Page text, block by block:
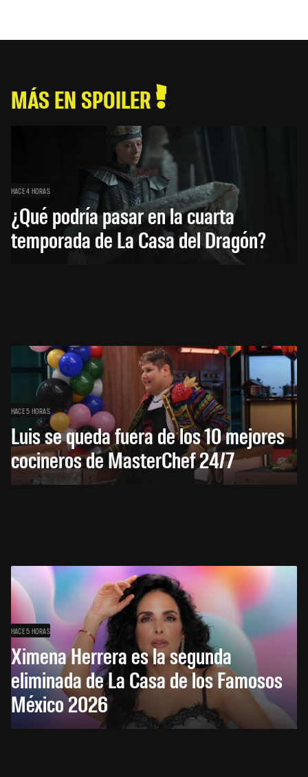
MÁS EN SPOILER
HACE 4 HORAS
¿Qué podría pasar en la cuarta
temporada de La Casa del Dragón?
HACE 5 HORAS
Luis se queda fuera de los 10 mejores
cocineros de MasterChef 24/7
HACE 5 HORAS
Ximena Herrera es la segunda
eliminada de La Casa de los Famosos
México 2026